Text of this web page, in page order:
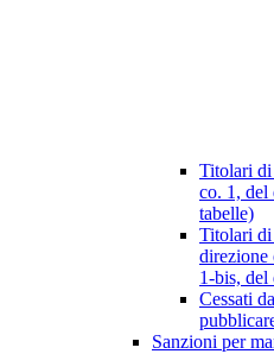
Titolari
co. 1, del
tabelle)
Titolari di
direzione
1-bis, del
Cessati
Sanzioni per